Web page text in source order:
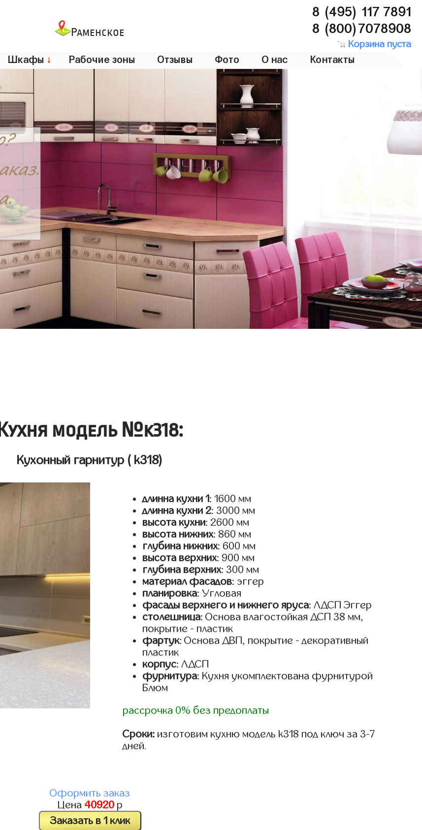
Раменское
8 (495) 117 7891
8 (800)7078908
Корзина пуста
Шкафы ↓ Рабочие зоны Отзывы Фото О нас Контакты
Кухня модель №k318:
Кухонный гарнитур ( k318)
длинна кухни 1: 1600 мм
длинна кухни 2: 3000 мм
высота кухни: 2600 мм
высота нижних: 860 мм
глубина нижних: 600 мм
высота верхних: 900 мм
глубина верхних: 300 мм
материал фасадов: эггер
планировка: Угловая
фасады верхнего и нижнего яруса: ЛДСП Эггер
столешница: Основа влагостойкая ДСП 38 мм,
покрытие - пластик
фартук: Основа ДВП, покрытие - декоративный
пластик
корпус: ЛДСП
фурнитура: Кухня укомплектована фурнитурой
Блюм
рассрочка 0% без предоплаты
Сроки: изготовим кухню модель k318 под ключ за 3-7
дней.
Оформить заказ
Цена 40920р
Заказать в 1 клик